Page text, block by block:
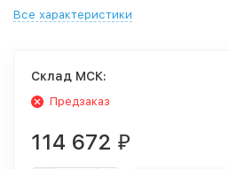
Все характеристики
Cклад МСК:
Предзаказ
114 672 ₽